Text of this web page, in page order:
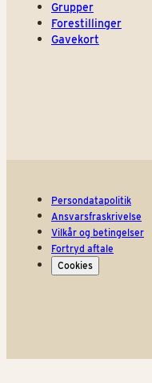
Grupper
Forestillinger
Gavekort
Persondatapolitik
Ansvarsfraskrivelse
Vilkår og betingelser
Fortryd aftale
Cookies